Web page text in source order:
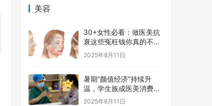
美容
30+女性必看：做医美抗
衰这些冤枉钱你真的不用
花
2025年8月11日
暑期”颜值经济”持续升
温，学生族成医美消费新
主力
2025年8月11日